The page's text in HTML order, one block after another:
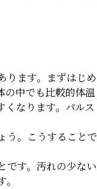
ります。まずはじめ
の中でも比較的体温
なります。パルス
う。こうすることで
です。汚れの少ない